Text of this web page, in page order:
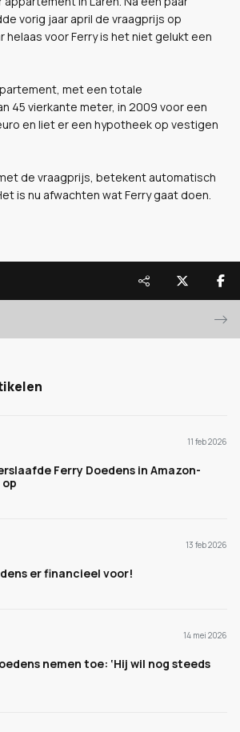
vorig jaar april de vraagprijs op
helaas voor Ferry is het niet gelukt een
met een totale
45 vierkante meter, in 2009 voor een
en liet er een hypotheek op vestigen
de vraagprijs, betekent automatisch
is nu afwachten wat Ferry gaat doen.
11 feb 2026
Ferry Doedens in Amazon-
13 feb 2026
er financieel voor!
14 mei 2026
nemen toe: ‘Hij wil nog steeds